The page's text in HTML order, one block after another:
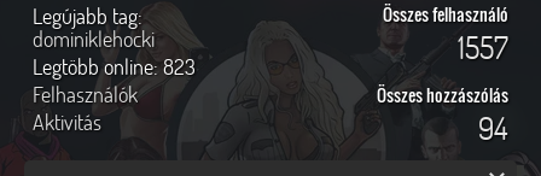
Legújabb tag:
dominiklehocki
Legtöbb online:823
Felhasználók
Aktivitás
Összes felhasználó
1557
Összes hozzászólás
94